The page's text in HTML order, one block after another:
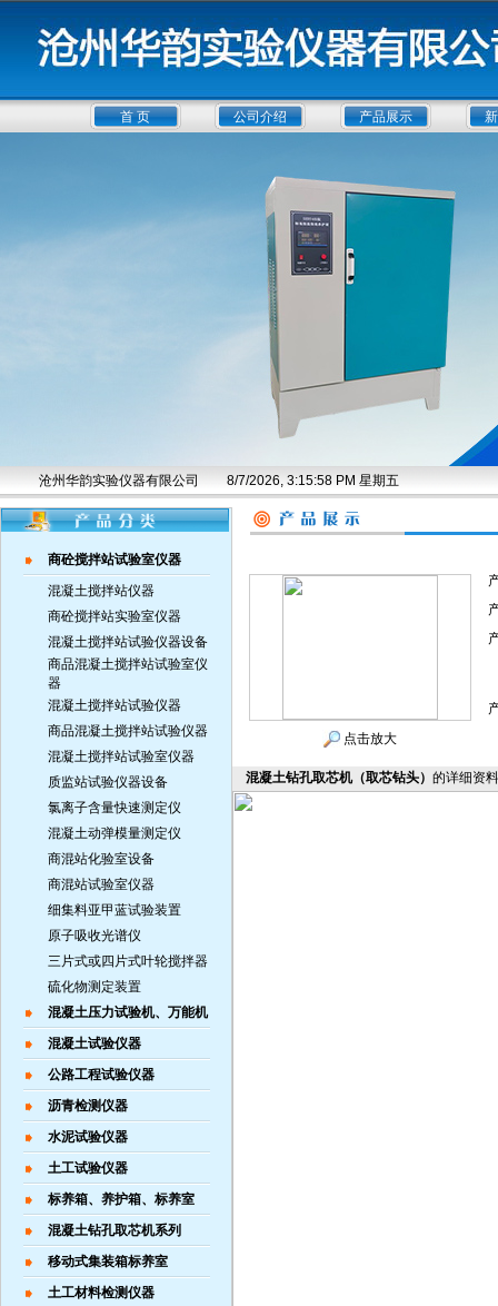
首 页 公司介绍 产品展示
沧州华韵实验仪器有限公司 8/7/2026, 3:15:59 PM 星期五
商砼搅拌站试验室仪器
混凝土搅拌站仪器
商砼搅拌站实验室仪器
混凝土搅拌站试验仪器设备
商品混凝土搅拌站试验室仪
器
混凝土搅拌站试验仪器
商品混凝土搅拌站试验仪器
混凝土搅拌站试验室仪器
质监站试验仪器设备
氯离子含量快速测定仪
混凝土动弹模量测定仪
商混站化验室设备
商混站试验室仪器
细集料亚甲蓝试验装置
原子吸收光谱仪
三片式或四片式叶轮搅拌器
硫化物测定装置
混凝土压力试验机、万能机
混凝土试验仪器
公路工程试验仪器
沥青检测仪器
水泥试验仪器
土工试验仪器
标养箱、养护箱、标养室
混凝土钻孔取芯机系列
移动式集装箱标养室
土工材料检测仪器
点击放大
混凝土钻孔取芯机（取芯钻头） 的详细资